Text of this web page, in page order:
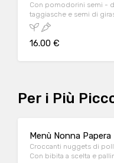
Con pomodorini semi -
taggiasche e semi di
16.00 €
Per i Più
Menù Nonna Papera
Croccanti nuggets di
Con bibita a scelta e